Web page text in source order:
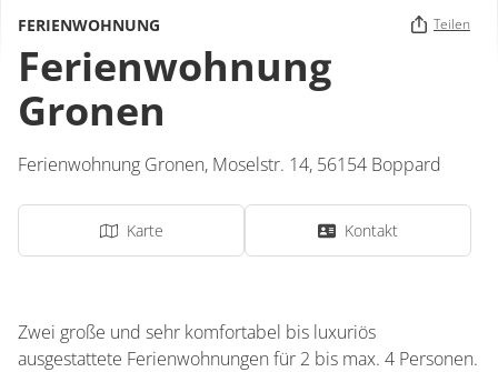
FERIENWOHNUNG Teilen
Ferienwohnung
Gronen
Ferienwohnung Gronen, Moselstr. 14, 56154 Boppard
Karte Kontakt
Zwei große und sehr komfortabel bis luxuriös
ausgestattete Ferienwohnungen für 2 bis max. 4 Personen.